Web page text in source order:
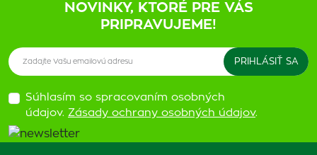
NOVINKY, KTORÉ PRE VÁS
PRIPRAVUJEME!
Súhlasím so spracovaním osobných
údajov. Zásady ochrany osobných údajov.